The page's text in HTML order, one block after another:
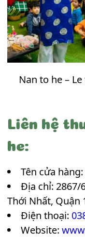
Nan to he –
Liên hệ
he:
Tên cửa
Địa chỉ: 2867/
Thới Nhất, Quận
Điện thoại:
Website: